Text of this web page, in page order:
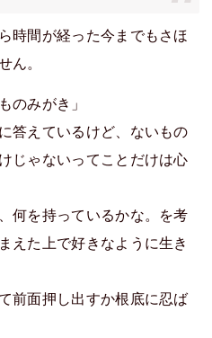
時間が経った今までもさほ
ん。
のみがき」
答えているけど、ないもの
じゃないってことだけは心
何を持っているかな。を考
えた上で好きなように生き
前面押し出すか根底に忍ば